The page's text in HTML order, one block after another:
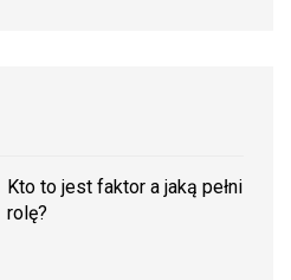
Kto to jest faktor a jaką pełni
rolę?